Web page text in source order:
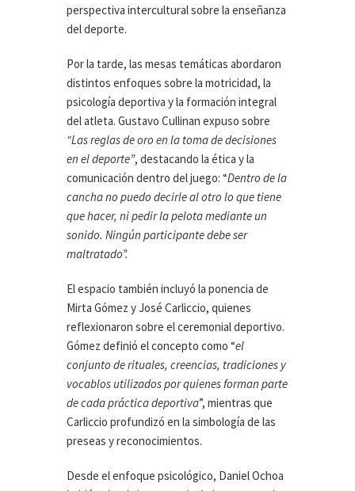
perspectiva intercultural sobre la enseñanza
del deporte.
Por la tarde, las mesas temáticas abordaron
distintos enfoques sobre la motricidad, la
psicología deportiva y la formación integral
del atleta. Gustavo Cullinan expuso sobre
“Las reglas de oro en la toma de decisiones
en el deporte”, destacando la ética y la
comunicación dentro del juego: “Dentro de la
cancha no puedo decirle al otro lo que tiene
que hacer, ni pedir la pelota mediante un
sonido. Ningún participante debe ser
maltratado”.
El espacio también incluyó la ponencia de
Mirta Gómez y José Carliccio, quienes
reflexionaron sobre el ceremonial deportivo.
Gómez definió el concepto como “el
conjunto de rituales, creencias, tradiciones y
vocablos utilizados por quienes forman parte
de cada práctica deportiva”, mientras que
Carliccio profundizó en la simbología de las
preseas y reconocimientos.
Desde el enfoque psicológico, Daniel Ochoa